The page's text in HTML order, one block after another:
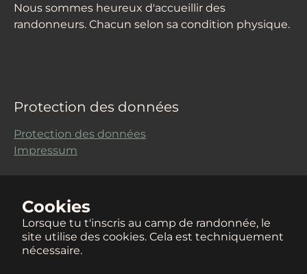
Cookies
Lorsque tu t'inscris au camp de randonnée, le
site utilise des cookies. Cela est techniquement
nécessaire.
Nous sommes heureux d'accueillir des
randonneurs. Chacun selon sa condition physique.
Protection des données
Protection des données
Impressum